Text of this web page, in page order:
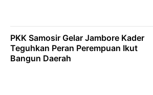
PKK Samosir Gelar Jambore Kader
Teguhkan Peran Perempuan Ikut
Bangun Daerah